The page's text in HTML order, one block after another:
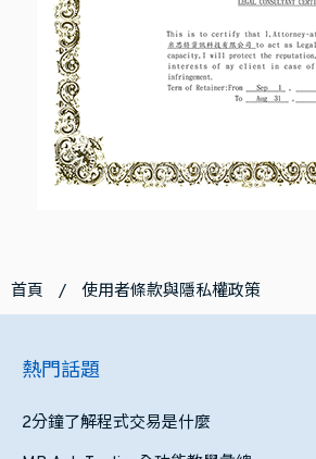
首頁 / 使用者條款與隱私權政策
熱門話題
2分鐘了解程式交易是什麼